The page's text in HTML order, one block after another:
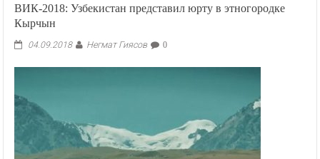
ВИК-2018: Узбекистан представил юрту в этногородке
Кырчын
04.09.2018 Негмат Гиясов 0